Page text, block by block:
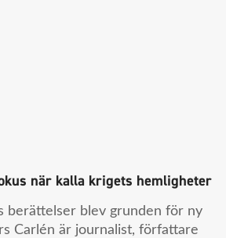
när kalla krigets hemligheter
berättelser blev grunden för ny
Carlén är journalist, författare